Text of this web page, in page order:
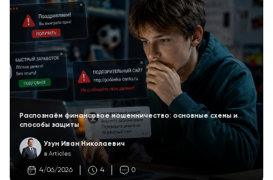
Распознаём финансовое мошенничество: основные схемы и
способы защиты
Узун Иван Николаевич
в Articles
4/06/2026 4 0